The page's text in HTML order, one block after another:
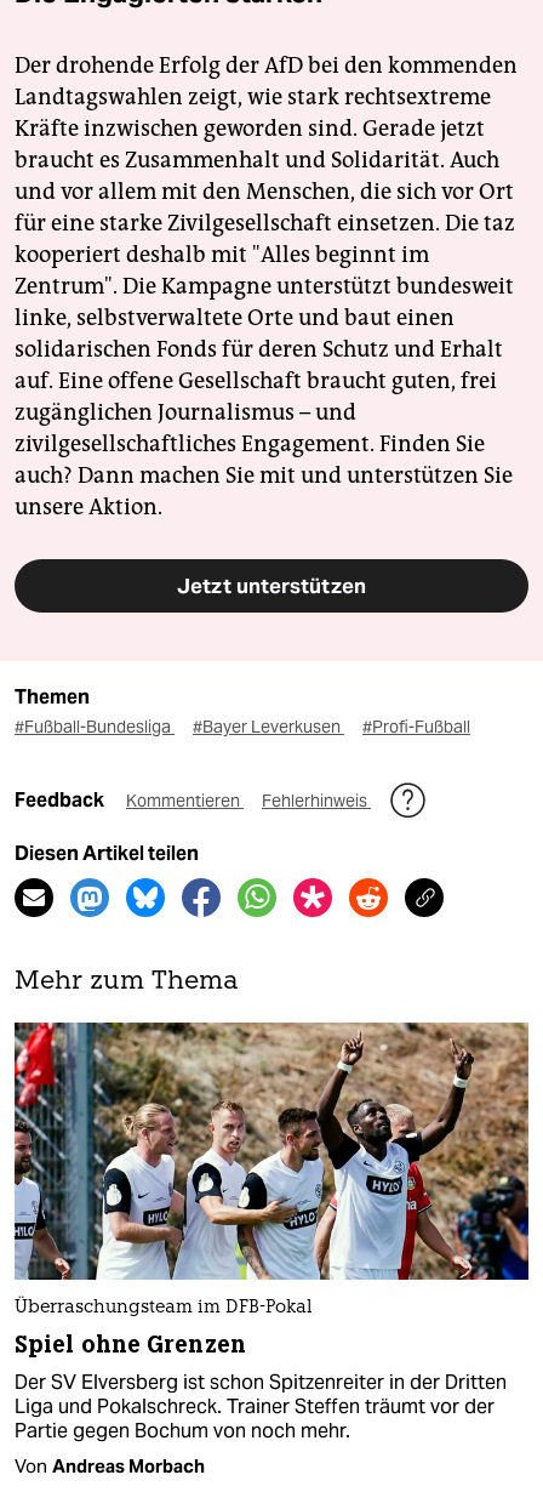
Der drohende Erfolg der AfD bei den kommenden
Landtagswahlen zeigt, wie stark rechtsextreme
Kräfte inzwischen geworden sind. Gerade jetzt
braucht es Zusammenhalt und Solidarität. Auch
und vor allem mit den Menschen, die sich vor Ort
für eine starke Zivilgesellschaft einsetzen. Die taz
kooperiert deshalb mit "Alles beginnt im
Zentrum". Die Kampagne unterstützt bundesweit
linke, selbstverwaltete Orte und baut einen
solidarischen Fonds für deren Schutz und Erhalt
auf. Eine offene Gesellschaft braucht guten, frei
zugänglichen Journalismus – und
zivilgesellschaftliches Engagement. Finden Sie
auch? Dann machen Sie mit und unterstützen Sie
unsere Aktion.
Jetzt unterstützen
Themen
#Fußball-Bundesliga #Bayer Leverkusen #Profi-Fußball
Feedback Kommentieren Fehlerhinweis
Diesen Artikel teilen
Mehr zum Thema
Überraschungsteam im DFB-Pokal
Spiel ohne Grenzen
Der SV Elversberg ist schon Spitzenreiter in der Dritten
Liga und Pokalschreck. Trainer Steffen träumt vor der
Partie gegen Bochum von noch mehr.
Von Andreas Morbach